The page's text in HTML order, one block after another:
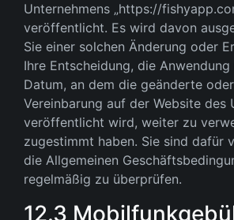
Unternehmens „https://
veröffentlicht. Es wird davon
Sie einer solchen Änderung oder
Ihre Entscheidung, die Anwendung
Datum, an dem die geänderte
Vereinbarung auf der Website des
veröffentlicht wird, weiter zu
zugestimmt haben. Sie sind dafür
die Allgemeinen
regelmäßig zu überprüfen.
12.3